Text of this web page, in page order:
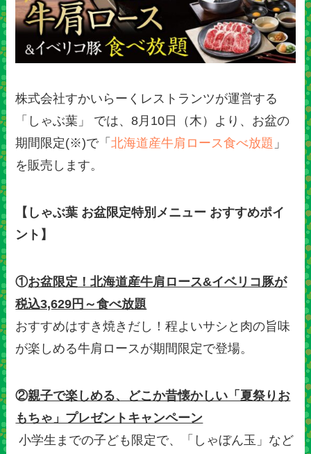
株式会社すかいらーくレストランツが運営する
「しゃぶ葉」 では、8月10日（木）より、お盆の
期間限定(※)で「北海道産牛肩ロース食べ放題 」
を販売します。
【しゃぶ葉 お盆限定特別メニュー おすすめポイ
ント】
①お盆限定！北海道産牛肩ロース&イベリコ豚が
税込3,629円～食べ放題
おすすめはすき焼きだし！程よいサシと肉の旨味
が楽しめる牛肩ロースが期間限定で登場。
②親子で楽しめる、どこか昔懐かしい「夏祭りお
もちゃ」プレゼントキャンペーン
小学生までの子ども限定で、「しゃぼん玉」など